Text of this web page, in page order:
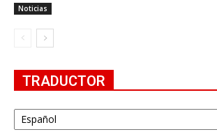
Noticias
TRADUCTOR